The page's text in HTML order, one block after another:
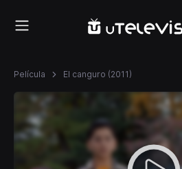
Película El canguro (2011)